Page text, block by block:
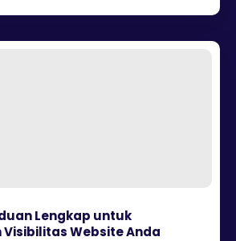
Lengkap untuk
Website Anda